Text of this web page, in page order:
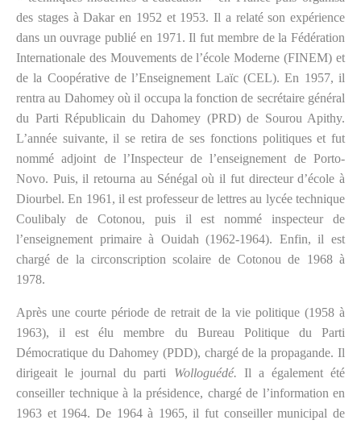
des stages à Dakar en 1952 et 1953. Il a relaté son expérience
dans un ouvrage publié en 1971. Il fut membre de la Fédération
Internationale des Mouvements de l’école Moderne (FINEM) et
de la Coopérative de l’Enseignement Laïc (CEL). En 1957, il
rentra au Dahomey où il occupa la fonction de secrétaire général
du Parti Républicain du Dahomey (PRD) de Sourou Apithy.
L’année suivante, il se retira de ses fonctions politiques et fut
nommé adjoint de l’Inspecteur de l’enseignement de Porto-
Novo. Puis, il retourna au Sénégal où il fut directeur d’école à
Diourbel. En 1961, il est professeur de lettres au lycée technique
Coulibaly de Cotonou, puis il est nommé inspecteur de
l’enseignement primaire à Ouidah (1962-1964). Enfin, il est
chargé de la circonscription scolaire de Cotonou de 1968 à
1978.
Après une courte période de retrait de la vie politique (1958 à
1963), il est élu membre du Bureau Politique du Parti
Démocratique du Dahomey (PDD), chargé de la propagande. Il
dirigeait le journal du parti Wolloguédé. Il a également été
conseiller technique à la présidence, chargé de l’information en
1963 et 1964. De 1964 à 1965, il fut conseiller municipal de